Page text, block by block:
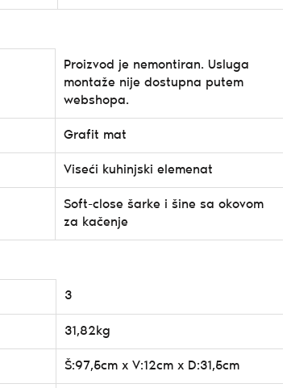
Proizvod je nemontiran. Usluga
montaže nije dostupna putem
webshopa.
Grafit mat
Viseći kuhinjski elemenat
Soft-close šarke i šine sa okovom
za kačenje
3
31,82kg
Š:97,5cm x V:12cm x D:31,5cm